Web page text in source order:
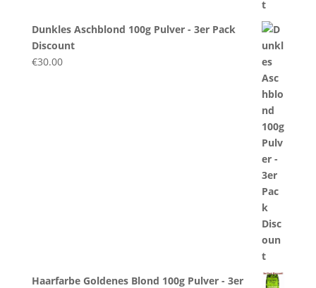
Dunkles Aschblond 100g Pulver - 3er Pack
Discount
€30.00
Haarfarbe Goldenes Blond 100g Pulver - 3er